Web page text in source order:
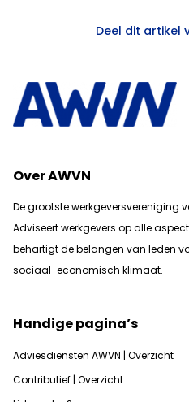
Deel dit artikel
Over AWVN
De grootste werkgeversvereniging
Adviseert werkgevers op alle
behartigt de belangen van leden
sociaal-economisch klimaat.
Handige pagina’s
Adviesdiensten AWVN | Overzicht
Contributief | Overzicht